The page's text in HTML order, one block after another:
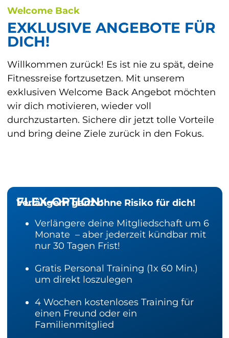
Welcome Back
EXKLUSIVE ANGEBOTE FÜR
DICH!
Willkommen zurück! Es ist nie zu spät, deine
Fitnessreise fortzusetzen. Mit unserem
exklusiven Welcome Back Angebot möchten
wir dich motivieren, wieder voll
durchzustarten. Sichere dir jetzt tolle Vorteile
und bring deine Ziele zurück in den Fokus.
FLEX-OPTION:
Verlängern ganz ohne Risiko für dich!
Verlängere deine Mitgliedschaft um 6
Monate – aber jederzeit kündbar mit
nur 30 Tagen Frist!
Gratis Personal Training (1x 60 Min.)
um direkt loszulegen
4 Wochen kostenloses Training für
einen Freund oder ein
Familienmitglied